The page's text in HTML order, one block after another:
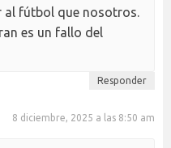
al fútbol que nosotros.
es un fallo del
Responder
8 diciembre, 2025 a las 8:50 am